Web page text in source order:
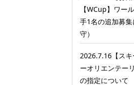
【WCup】ワー
手1名の追加募
守）
2026.7.16【ス
ーオリエンテー
の指定について